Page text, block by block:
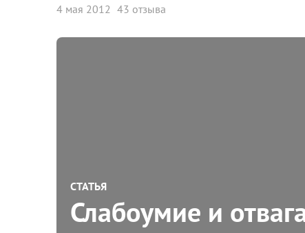
4 мая 2012 43 отзыва
СТАТЬЯ
Слабоумие и